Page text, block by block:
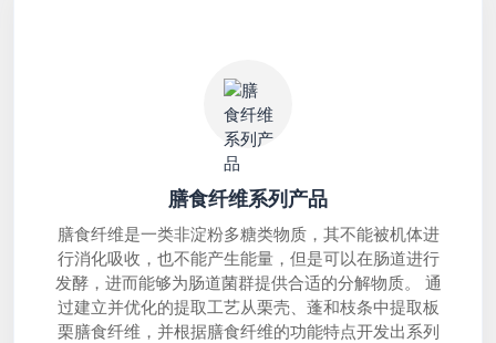
膳食纤维系列产品
膳食纤维是一类非淀粉多糖类物质，其不能被机体进
行消化吸收，也不能产生能量，但是可以在肠道进行
发酵，进而能够为肠道菌群提供合适的分解物质。 通
过建立并优化的提取工艺从栗壳、蓬和枝条中提取板
栗膳食纤维，并根据膳食纤维的功能特点开发出系列